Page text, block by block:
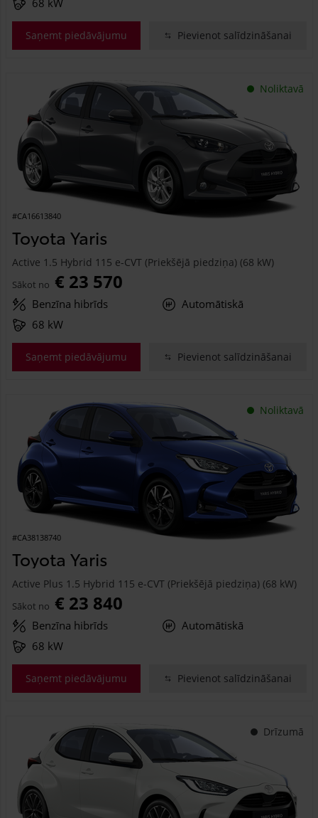
68 kW
Saņemt piedāvājumu Pievienot salīdzināšanai
Noliktavā
#CA16613840
Toyota Yaris
Active 1.5 Hybrid 115 e-CVT (Priekšējā piedziņa) (68 kW)
Sākot no € 23 570
Benzīna hibrīds
Automātiskā
68 kW
Saņemt piedāvājumu Pievienot salīdzināšanai
Noliktavā
#CA38138740
Toyota Yaris
Active Plus 1.5 Hybrid 115 e-CVT (Priekšējā piedziņa) (68 kW)
Sākot no € 23 840
Benzīna hibrīds
Automātiskā
68 kW
Saņemt piedāvājumu Pievienot salīdzināšanai
Drīzumā